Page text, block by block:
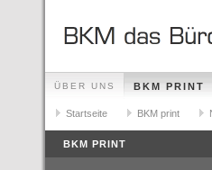
ÜBER UNS BKM PRINT
Startseite BKM print
BKM PRINT